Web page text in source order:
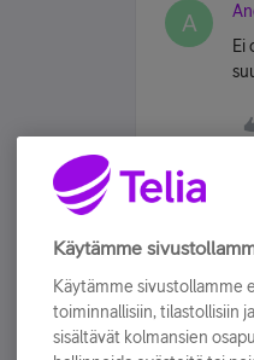
A
Ei
Käytämme
Käytämme sivustollamme
toiminnallisiin, tilastollisiin
sisältävät kolmansien